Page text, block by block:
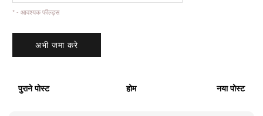
* - आवश्यक फील्ड्स
पुराने पोस्ट होम नया पोस्ट